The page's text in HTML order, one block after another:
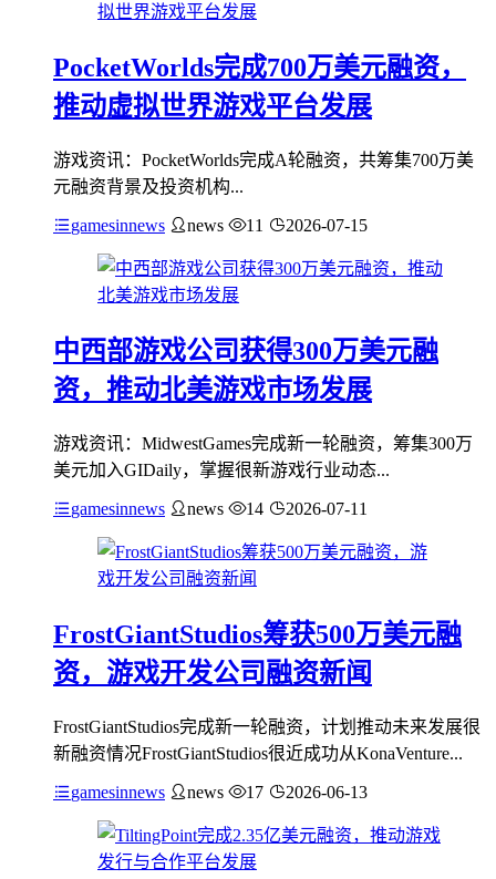
PocketWorlds完成700万美元融资，
推动虚拟世界游戏平台发展
游戏资讯：PocketWorlds完成A轮融资，共筹集700万美
元融资背景及投资机构...
gamesinnews news 11 2026-07-15
中西部游戏公司获得300万美元融
资，推动北美游戏市场发展
游戏资讯：MidwestGames完成新一轮融资，筹集300万
美元加入GIDaily，掌握很新游戏行业动态...
gamesinnews news 14 2026-07-11
FrostGiantStudios筹获500万美元融
资，游戏开发公司融资新闻
FrostGiantStudios完成新一轮融资，计划推动未来发展很
新融资情况FrostGiantStudios很近成功从KonaVenture...
gamesinnews news 17 2026-06-13